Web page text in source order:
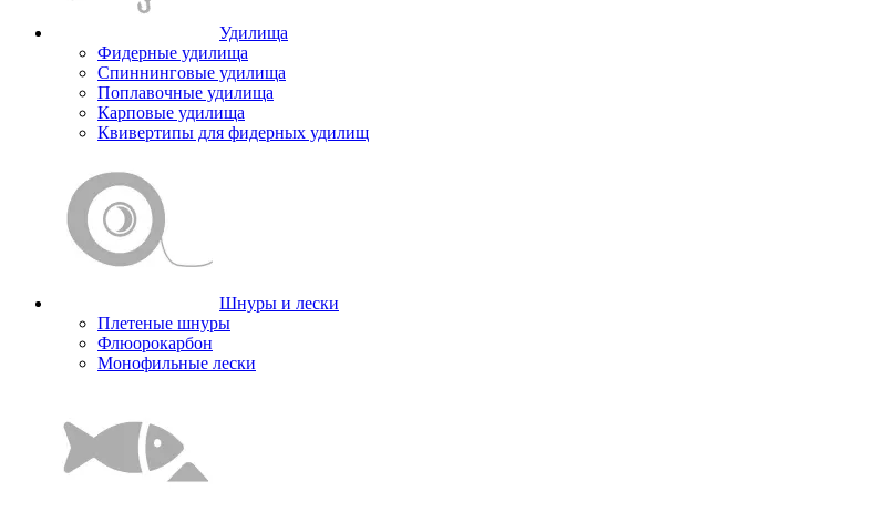
Удилища
Фидерные удилища
Спиннинговые удилища
Поплавочные удилища
Карповые удилища
Квивертипы для фидерных удилищ
Шнуры и лески
Плетеные шнуры
Флюорокарбон
Монофильные лески